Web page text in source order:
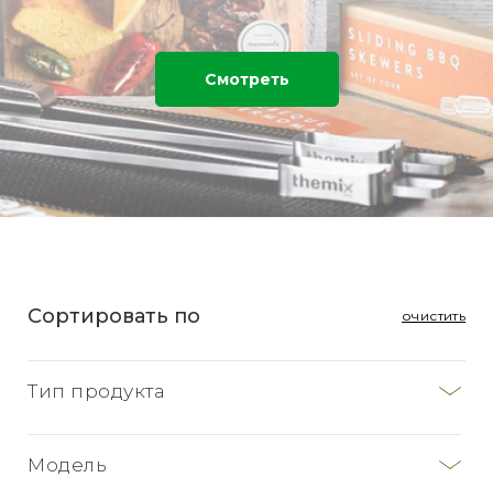
Смотреть
Сортировать по очистить
Тип продукта
Модель